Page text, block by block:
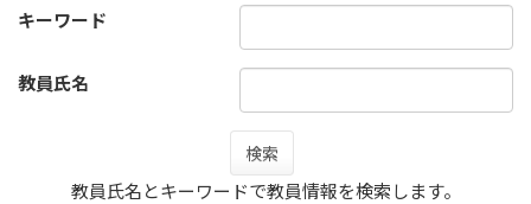
キーワード
教員氏名
検索
教員氏名とキーワードで教員情報を検索します。